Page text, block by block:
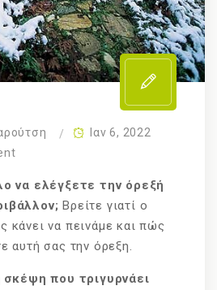
Ιαν 6, 2022
να ελέγξετε την όρεξή
Βρείτε γιατί ο
κάνει να πεινάμε και πώς
αυτή σας την όρεξη.
σκέψη που τριγυρνάει